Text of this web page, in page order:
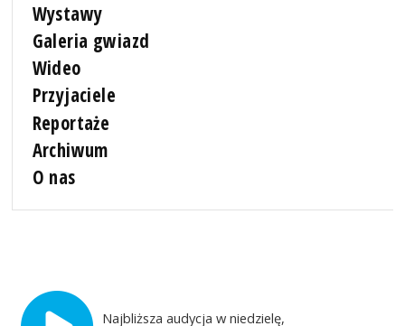
Wystawy
Galeria gwiazd
Wideo
Przyjaciele
Reportaże
Archiwum
O nas
Najbliższa audycja w niedzielę,